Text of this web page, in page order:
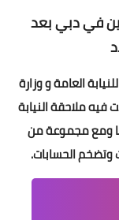
في دبي بعد
العامة و وزارة
ملاحقة النيابة
ومع مجموعة من
الحسابات.